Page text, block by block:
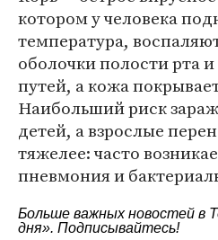
котором у человека
температура,
оболочки полости рта
путей, а кожа
Наибольший риск
детей, а взрослые
тяжелее: часто
пневмония и
Больше важных новостей в
дня». Подписывайтесь!